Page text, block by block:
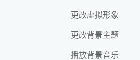
更改虚拟形象
更改背景主题
播放背景音乐